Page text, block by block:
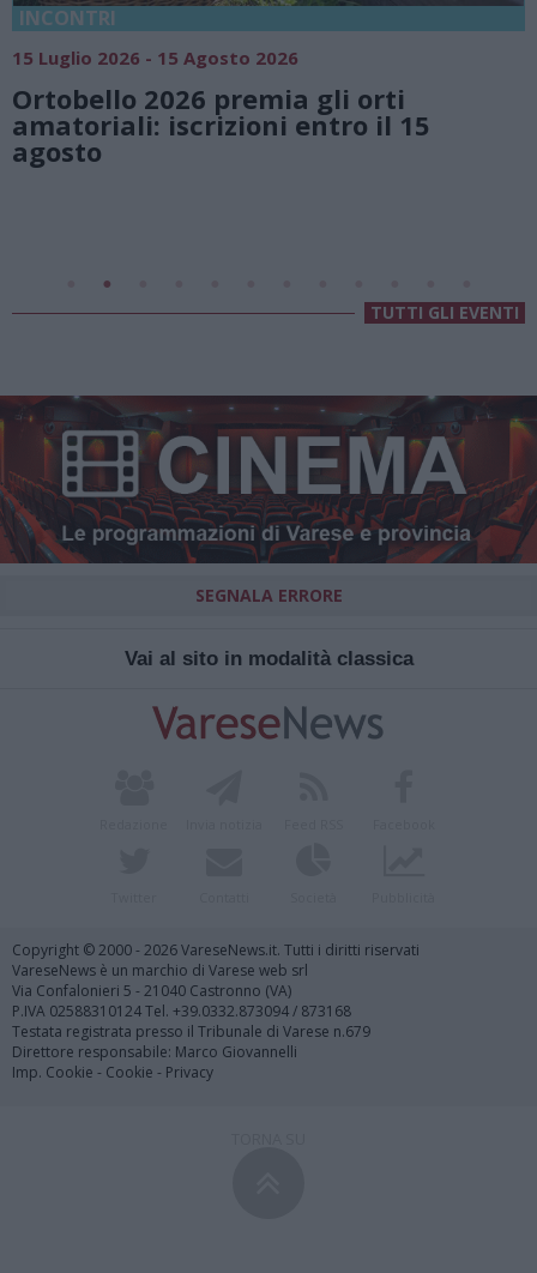
18 Luglio 2026 - 15 Agosto 2026
Vivi l’estate a Villa Fogazzaro Roi. Tra
natura e atmosfere senza tempo sul
Lago di Lugano
Valsolda
TUTTI GLI EVENTI
SEGNALA ERRORE
Vai al sito in modalità classica
Copyright © 2000 - 2026 VareseNews.it. Tutti i diritti riservati
VareseNews è un marchio di Varese web srl
Via Confalonieri 5 - 21040 Castronno (VA)
P.IVA 02588310124 Tel. +39.0332.873094 / 873168
Testata registrata presso il Tribunale di Varese n.679
Direttore responsabile: Marco Giovannelli
Imp. Cookie - Cookie - Privacy